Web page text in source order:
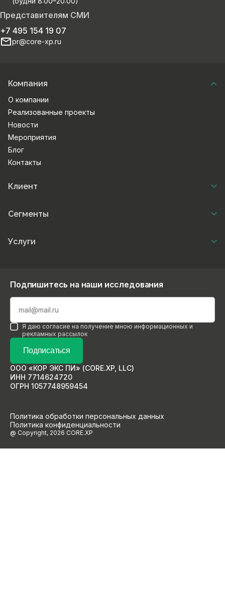
Представителям СМИ
+7 495 154 19 07
pr@core-xp.ru
Компания
О компании
Реализованные проекты
Новости
Мероприятия
Блог
Контакты
Клиент
Сегменты
Услуги
ООО «КОР ЭКС ПИ» (CORE.XP, LLC)
ИНН 7714624720
ОГРН 1057748959454
Политика обработки персональных данных
Политика конфиденциальности
@ Copyright, 2026 CORE.XP
Подпишитесь на наши исследования
Подписаться
Я даю согласие на получение мною информационных и
рекламных рассылок